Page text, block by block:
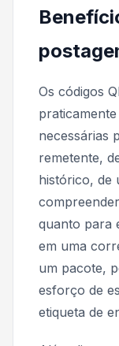
Os códigos
necessárias
remetente,
histórico, de
quanto para
em uma
um pacote,
esforço de
etiqueta de